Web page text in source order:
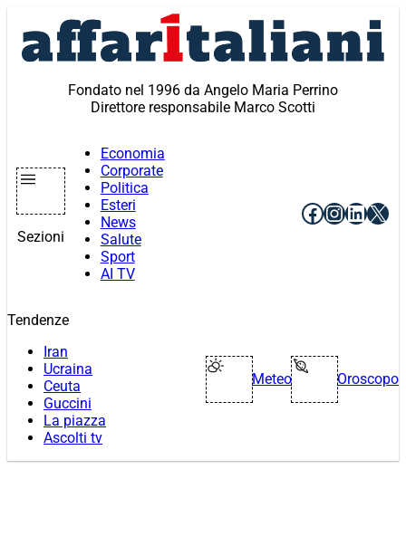
contenuto
Fondato nel 1996 da Angelo Maria Perrino
Direttore responsabile Marco Scotti
Sezioni
Economia
Corporate
Politica
Esteri
News
Salute
Sport
AI TV
Facebook
X
Tendenze
Iran
Ucraina
Ceuta
Guccini
La piazza
Ascolti tv
Meteo Oroscopo